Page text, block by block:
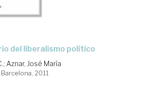
del liberalismo político
; Aznar, José María
2011